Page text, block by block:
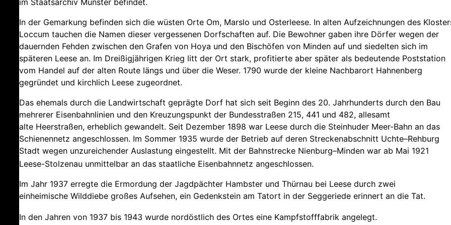
In der Gemarkung befinden sich die wüsten Orte Om, Marslo und Osterleese. In alten Aufzeichnungen des
Loccum tauchen die Namen dieser vergessenen Dorfschaften auf. Die Bewohner gaben ihre Dörfer wegen der
dauernden Fehden zwischen den Grafen von Hoya und den Bischöfen von Minden auf und siedelten sich im
späteren Leese an. Im Dreißigjährigen Krieg litt der Ort stark, profitierte aber später als bedeutende Poststation
vom Handel auf der alten Route längs und über die Weser. 1790 wurde der kleine Nachbarort Hahnenberg
gegründet und kirchlich Leese zugeordnet.
Das ehemals durch die Landwirtschaft geprägte Dorf hat sich seit Beginn des 20. Jahrhunderts durch den Bau
mehrerer Eisenbahnlinien und den Kreuzungspunkt der Bundesstraßen 215, 441 und 482, allesamt
alte Heerstraßen, erheblich gewandelt. Seit Dezember 1898 war Leese durch die Steinhuder Meer-Bahn an das
Schienennetz angeschlossen. Im Sommer 1935 wurde der Betrieb auf deren Streckenabschnitt Uchte–Rehburg
Stadt wegen unzureichender Auslastung eingestellt. Mit der Bahnstrecke Nienburg–Minden war ab Mai 1921
Leese-Stolzenau unmittelbar an das staatliche Eisenbahnnetz angeschlossen.
Im Jahr 1937 erregte die Ermordung der Jagdpächter Hambster und Thürnau bei Leese durch zwei
einheimische Wilddiebe großes Aufsehen, ein Gedenkstein am Tatort in der Seggeriede erinnert an die Tat.
In den Jahren von 1937 bis 1943 wurde nordöstlich des Ortes eine Kampfstofffabrik angelegt.